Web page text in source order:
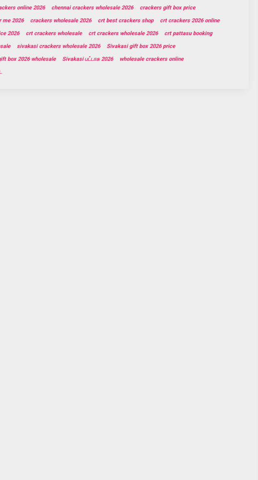
online 2026 chennai crackers wholesale 2026
crackers gift box price
me 2026 crackers wholesale 2026 crt best crackers shop
crt crackers 2026 online
2026 crt crackers wholesale crt crackers wholesale 2026
crt pattasu booking
sivakasi crackers wholesale 2026
Sivakasi gift box 2026 price
box 2026 wholesale Sivakasi பட்டாசு 2026
wholesale crackers online